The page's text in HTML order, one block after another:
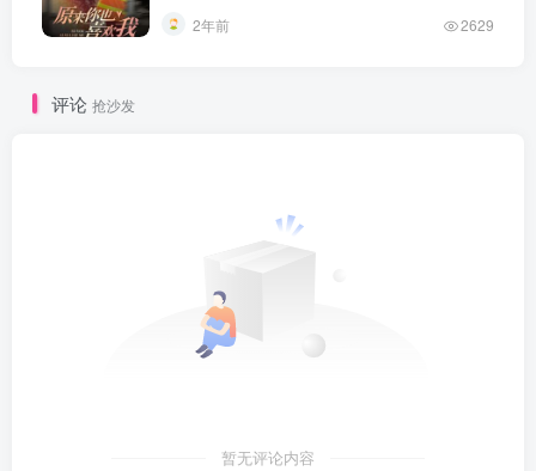
2年前 2629
评论 抢沙发
暂无评论内容